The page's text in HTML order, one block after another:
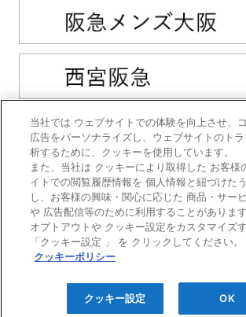
プライバシーポリシー クッキー
当社では ウェブサイトでの体験を向上させ、
広告をパーソナライズし、ウェブサイトのト
析するために、クッキーを使用しています。
また、当社は クッキーにより取得した お客様
イトでの閲覧履歴情報を 個人情報と紐づけた
し、お客様の興味・関心に応じた 商品・サー
や 広告配信等のために利用することがあります
オプトアウトや クッキー設定をカスタマイズす
「クッキー設定 」 を クリックしてください。
クッキーポリシー
クッキー設定 OK